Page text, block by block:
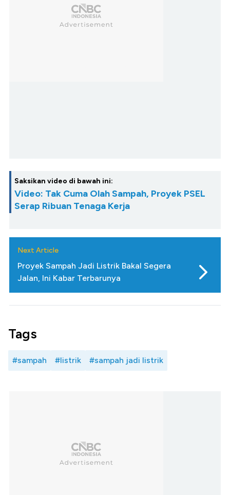
Saksikan video di bawah ini:
Video: Tak Cuma Olah Sampah, Proyek PSEL
Serap Ribuan Tenaga Kerja
Next Article
Proyek Sampah Jadi Listrik Bakal Segera
Jalan, Ini Kabar Terbarunya
Tags
#sampah #listrik #sampah jadi listrik